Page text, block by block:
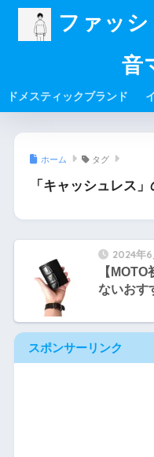
ファッ
音
ドメスティックブランド
ホーム タグ
「キャッシュレス
2024年6
【
ないおす
スポンサーリンク